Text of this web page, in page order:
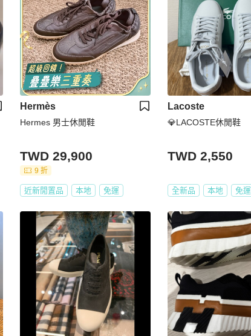
Hermès
Hermes 男士休閒鞋
TWD 29,900
9 折
近新閒置品 本地 免運
Lacoste
💎LACOSTE休閒鞋
TWD 2,550
全新品 本地 免運